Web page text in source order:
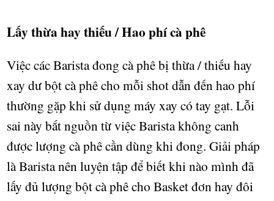
Lấy thừa hay thiếu / Hao phí cà phê
Việc các Barista đong cà phê bịthừa / thiếu hay
xay dưbột cà phê cho mỗi shot dẫn đến hao phí
thường gặp khi sửdụng máy xay có tay gạt. Lỗi
sai này bắt nguồn từviệc Barista không canh
được lượng cà phê cần dùng khi đong. Giải pháp
là Barista nên luyện tập đểbiết khi nào mình đã
lấy đủ lượng bột cà phê cho Basket đơn hay đôi